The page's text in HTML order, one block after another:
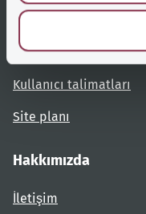
Yardımcı bağlantılar
Konulara genel bakış
Kullanıcı talimatları
Site planı
Hakkımızda
İletişim